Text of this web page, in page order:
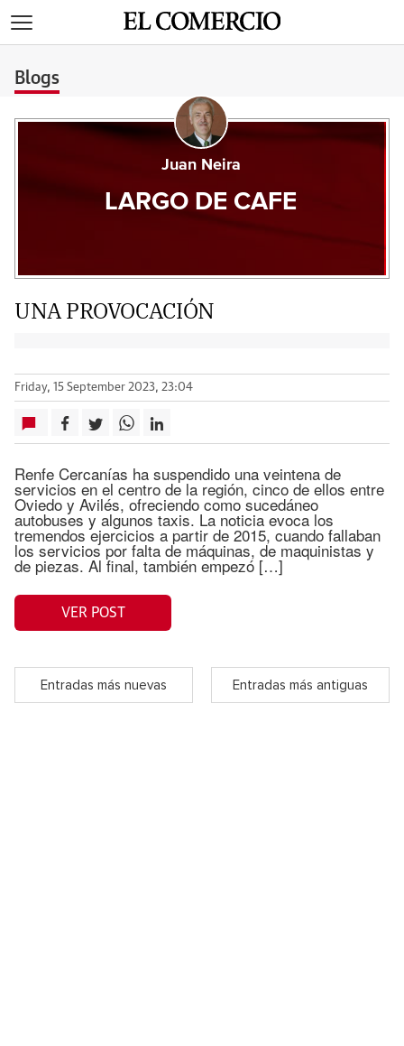
Blogs
Juan Neira
LARGO DE CAFE
UNA PROVOCACIÓN
Friday, 15 September 2023, 23:04
Renfe Cercanías ha suspendido una veintena de
servicios en el centro de la región, cinco de ellos entre
Oviedo y Avilés, ofreciendo como sucedáneo
autobuses y algunos taxis. La noticia evoca los
tremendos ejercicios a partir de 2015, cuando fallaban
los servicios por falta de máquinas, de maquinistas y
de piezas. Al final, también empezó […]
VER POST
Entradas más nuevas Entradas más antiguas